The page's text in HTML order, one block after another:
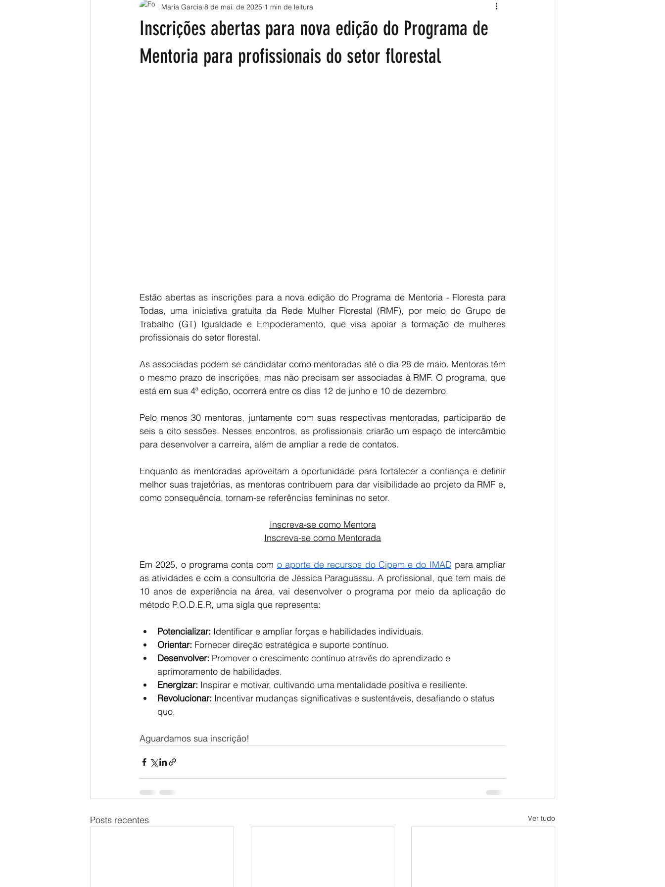
Inscrições abertas para nova edição do Programa de
Mentoria para profissionais do setor florestal
Maria Garcia 8 de mai. de 2025 1 min de leitura
Estão abertas as inscrições para a nova edição do Programa de Mentoria - Floresta para
Todas, uma iniciativa gratuita da Rede Mulher Florestal (RMF), por meio do Grupo de
Trabalho (GT) Igualdade e Empoderamento, que visa apoiar a formação de mulheres
profissionais do setor florestal.
As associadas podem se candidatar como mentoradas até o dia 28 de maio. Mentoras têm
o mesmo prazo de inscrições, mas não precisam ser associadas à RMF. O programa, que
está em sua 4ª edição, ocorrerá entre os dias 12 de junho e 10 de dezembro.
Pelo menos 30 mentoras, juntamente com suas respectivas mentoradas, participarão de
seis a oito sessões. Nesses encontros, as profissionais criarão um espaço de intercâmbio
para desenvolver a carreira, além de ampliar a rede de contatos.
Enquanto as mentoradas aproveitam a oportunidade para fortalecer a confiança e definir
melhor suas trajetórias, as mentoras contribuem para dar visibilidade ao projeto da RMF e,
como consequência, tornam-se referências femininas no setor.
Inscreva-se como Mentora
Inscreva-se como Mentorada
Em 2025, o programa conta com o aporte de recursos do Cipem e do IMAD para ampliar
as atividades e com a consultoria de Jéssica Paraguassu. A profissional, que tem mais de
10 anos de experiência na área, vai desenvolver o programa por meio da aplicação do
método P.O.D.E.R, uma sigla que representa:
Potencializar: Identificar e ampliar forças e habilidades individuais.
Orientar: Fornecer direção estratégica e suporte contínuo.
Desenvolver: Promover o crescimento contínuo através do aprendizado e
aprimoramento de habilidades.
Energizar: Inspirar e motivar, cultivando uma mentalidade positiva e resiliente.
Revolucionar: Incentivar mudanças significativas e sustentáveis, desafiando o status
quo.
Aguardamos sua inscrição!
Posts recentes Ver tudo